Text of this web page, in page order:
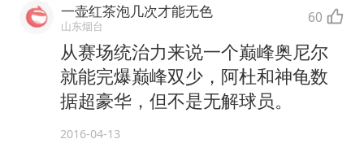
一壶红茶泡几次才能无色
山东烟台 60
从赛场统治力来说一个巅峰奥尼尔
就能完爆巅峰双少，阿杜和神龟数
据超豪华，但不是无解球员。
2016-04-13